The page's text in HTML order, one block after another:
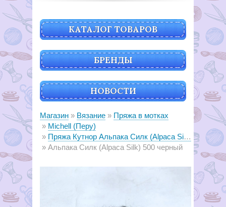
КАТАЛОГ ТОВАРОВ
БРЕНДЫ
НОВОСТИ
Магазин Вязание
Пряжа в мотках
Michell (Перу)
Пряжа Кутнор Альпака Силк (Alpaca Silk)
Альпака Силк (Alpaca Silk) 500 черный